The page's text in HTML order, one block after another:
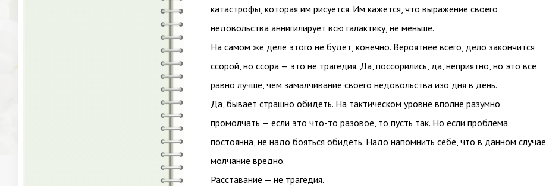
катастрофы, которая им рисуется. Им кажется, что выражение своего
недовольства аннигилирует всю галактику, не меньше.
На самом же деле этого не будет, конечно. Вероятнее всего, дело закончится
ссорой, но ссора — это не трагедия. Да, поссорились, да, неприятно, но это все
равно лучше, чем замалчивание своего недовольства изо дня в день.
Да, бывает страшно обидеть. На тактическом уровне вполне разумно
промолчать — если это что-то разовое, то пусть так. Но если проблема
постоянна, не надо бояться обидеть. Надо напомнить себе, что в данном случае
молчание вредно.
Расставание — не трагедия.